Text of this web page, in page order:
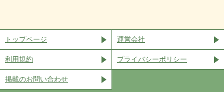
トップページ 運営会社
利用規約 プライバシーポリシー
掲載のお問い合わせ